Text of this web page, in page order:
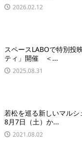
2026.02.12
スペースLABOで特別投
ティ」開催 ＜...
2025.08.31
若松を巡る新しいマル
8月7日（土）か...
2021.08.02